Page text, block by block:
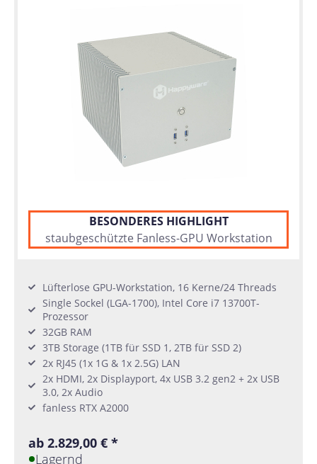
BESONDERES HIGHLIGHT
staubgeschützte Fanless-GPU Workstation
Lüfterlose GPU-Workstation, 16 Kerne/24 Threads
Single Sockel (LGA-1700), Intel Core i7 13700T-
Prozessor
32GB RAM
3TB Storage (1TB für SSD 1, 2TB für SSD 2)
2x RJ45 (1x 1G & 1x 2.5G) LAN
2x HDMI, 2x Displayport, 4x USB 3.2 gen2 + 2x USB
3.0, 2x Audio
fanless RTX A2000
ab 2.829,00 € *
Lagernd